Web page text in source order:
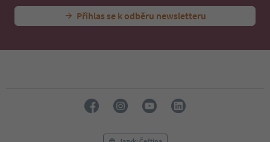
Přihlas se k odběru newsletteru